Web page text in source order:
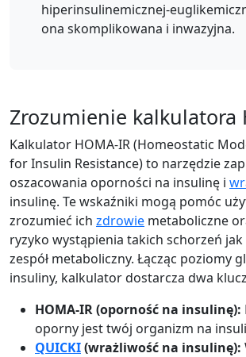
hiperinsulinemicznej-
ona skomplikowana i inwazyjna.
Zrozumienie kalkulatora
Kalkulator HOMA-IR (Homeostatic
for Insulin Resistance) to narzędzie
oszacowania oporności na insulinę i
insulinę. Te wskaźniki mogą pomóc
zrozumieć ich zdrowie metaboliczne
ryzyko wystąpienia takich schorzeń jak
zespół metaboliczny. Łącząc poziomy
insuliny, kalkulator dostarcza dwa
HOMA-IR (oporność na insulinę):
oporny jest twój organizm na
QUICKI(wrażliwość na insulinę):